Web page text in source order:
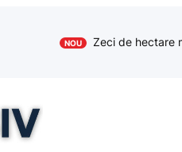
NOU Zeci de hectare